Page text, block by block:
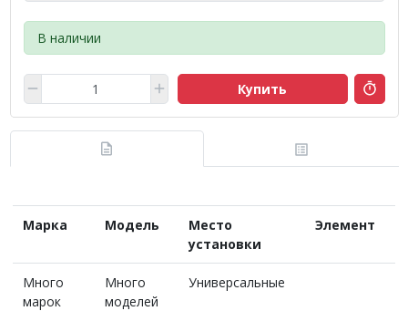
В наличии
Купить
Марка Модель
Место
установки
Элемент
Много
марок
Много
моделей
Универсальные